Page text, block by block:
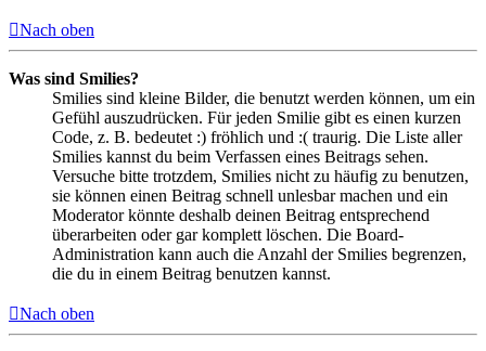
Nach oben
Was sind Smilies?
Smilies sind kleine Bilder, die benutzt werden können, um ein
Gefühl auszudrücken. Für jeden Smilie gibt es einen kurzen
Code, z. B. bedeutet :) fröhlich und :( traurig. Die Liste aller
Smilies kannst du beim Verfassen eines Beitrags sehen.
Versuche bitte trotzdem, Smilies nicht zu häufig zu benutzen,
sie können einen Beitrag schnell unlesbar machen und ein
Moderator könnte deshalb deinen Beitrag entsprechend
überarbeiten oder gar komplett löschen. Die Board-
Administration kann auch die Anzahl der Smilies begrenzen,
die du in einem Beitrag benutzen kannst.
Nach oben